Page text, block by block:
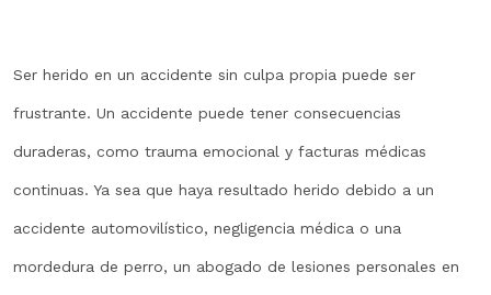
Ser herido en un accidente sin culpa propia puede ser
frustrante. Un accidente puede tener consecuencias
duraderas, como trauma emocional y facturas médicas
continuas. Ya sea que haya resultado herido debido a un
accidente automovilístico, negligencia médica o una
mordedura de perro, un abogado de lesiones personales en